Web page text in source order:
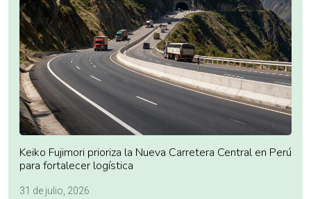
Keiko Fujimori prioriza la Nueva Carretera Central en Perú
para fortalecer logística
31 de julio, 2026